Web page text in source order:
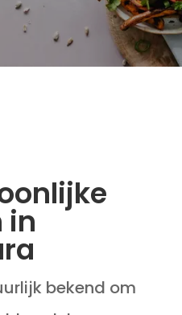
in
bekend om